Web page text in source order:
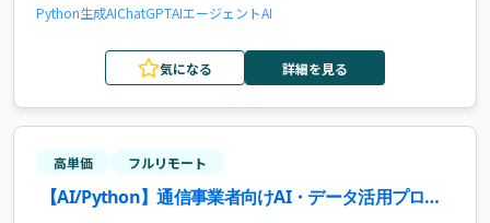
Python生成AIChatGPTAIエージェントAI
気になる 詳細を見る
高単価 フルリモート
【AI/Python】通信事業者向けAI・データ活用プロジ